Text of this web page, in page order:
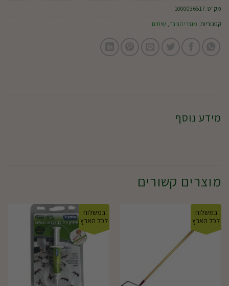
מק"ט:1000036517
קטגוריות: מוצרי הגינה, שיחים
מידע נוסף
מוצרים קשורים
במשלוח
לכל הארץ
במשלוח
לכל הארץ